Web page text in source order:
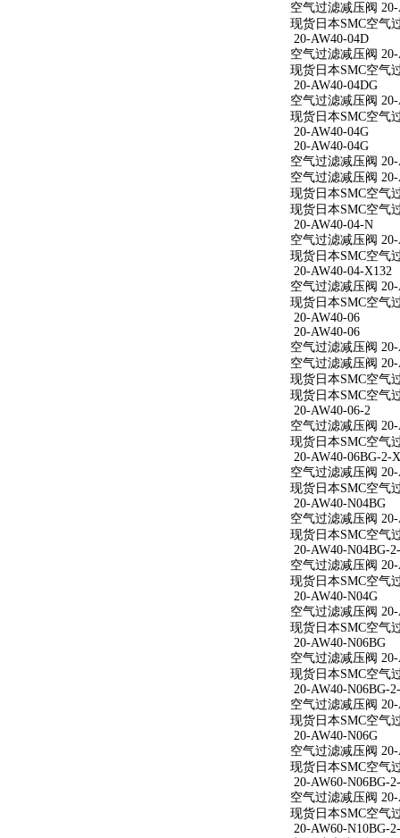
空气过滤减压阀
现货日本SMC空气
20-AW40-04D
空气过滤减压阀
现货日本SMC空气
20-AW40-04DG
空气过滤减压阀
现货日本SMC空气
20-AW40-04G
20-AW40-04G
空气过滤减压阀 20-
空气过滤减压阀 20-
现货日本SMC空气
现货日本SMC空气
20-AW40-04-N
空气过滤减压阀
现货日本SMC空气
20-AW40-04-X132
空气过滤减压阀
现货日本SMC空气
20-AW40-06
20-AW40-06
空气过滤减压阀 20-
空气过滤减压阀 20-
现货日本SMC空气
现货日本SMC空气
20-AW40-06-2
空气过滤减压阀
现货日本SMC空气
20-AW40-06BG-2-
空气过滤减压阀
现货日本SMC空气
20-AW40-N04BG
空气过滤减压阀
现货日本SMC空气
20-AW40-N04BG-
空气过滤减压阀
现货日本SMC空气
20-AW40-N04G
空气过滤减压阀
现货日本SMC空气
20-AW40-N06BG
空气过滤减压阀
现货日本SMC空气
20-AW40-N06BG-
空气过滤减压阀
现货日本SMC空气
20-AW40-N06G
空气过滤减压阀
现货日本SMC空气
20-AW60-N06BG-
空气过滤减压阀
现货日本SMC空气
20-AW60-N10BG-